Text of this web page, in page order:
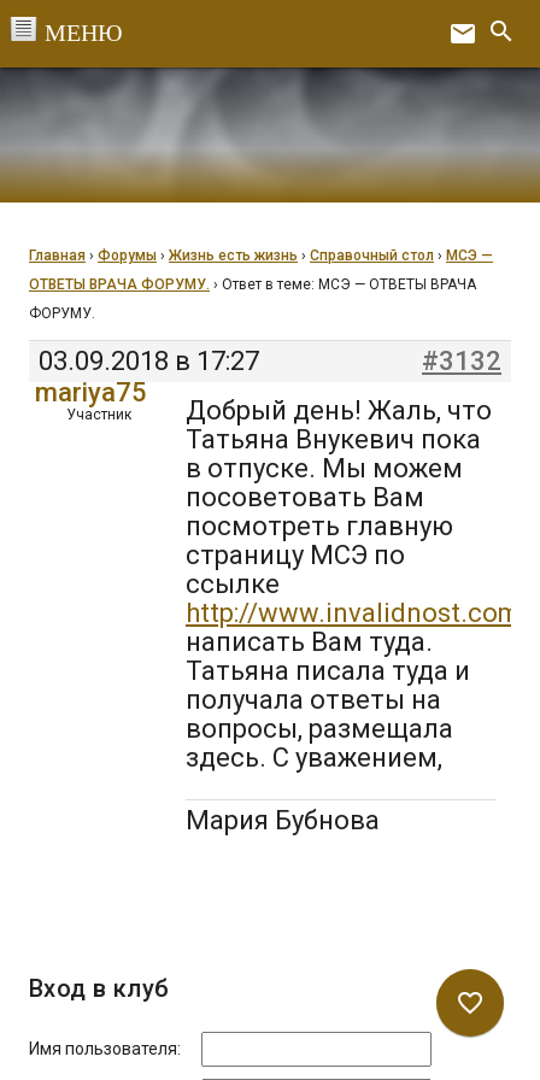
email search
Главная › Форумы › Жизнь есть жизнь › Справочный стол › МСЭ —
ОТВЕТЫ ВРАЧА ФОРУМУ. › Ответ в теме: МСЭ — ОТВЕТЫ ВРАЧА
ФОРУМУ.
03.09.2018 в 17:27
#3132
mariya75
Участник
Добрый день! Жаль, что
Татьяна Внукевич пока
в отпуске. Мы можем
посоветовать Вам
посмотреть главную
страницу МСЭ по
ссылке
http://www.invalidnost.com/
написать Вам туда.
Татьяна писала туда и
получала ответы на
вопросы, размещала
здесь. С уважением,
Мария Бубнова
Вход в клуб
Имя пользователя:
favorite_border